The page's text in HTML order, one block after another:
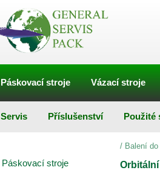
Páskovací stroje Vázací stroje
Servis Příslušenství Použité
Páskovací stroje
/ Balení